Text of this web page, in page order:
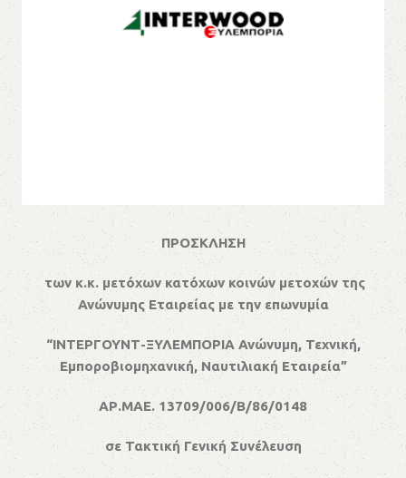
ΠΡΟΣΚΛΗΣΗ
των κ.κ. μετόχων κατόχων κοινών μετοχών της
Ανώνυμης Εταιρείας με την επωνυμία
“ΙΝΤΕΡΓΟΥΝΤ-ΞΥΛΕΜΠΟΡΙΑ Ανώνυμη, Τεχνική,
Εμποροβιομηχανική, Ναυτιλιακή Εταιρεία”
ΑΡ.ΜΑΕ. 13709/006/Β/86/0148
σε Τακτική Γενική Συνέλευση